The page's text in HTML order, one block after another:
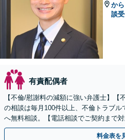
か
談
有責配偶者
【不倫/慰謝料の減額に強い弁護士】【
の相談は毎月100件以上、不倫トラブ
へ無料相談。【電話相談でご契約まで
料金表を